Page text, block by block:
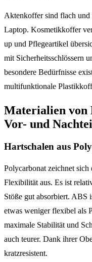
Aktenkoffer sind flach
Laptop. Kosmetikkoffer
up und Pflegeartikel
mit Sicherheitsschlössern
besondere Bedürfnisse
multifunktionale
Materialien von
Vor- und
Hartschalen aus
Polycarbonat zeichnet
Flexibilität aus. Es ist
Stöße gut absorbiert. ABS
etwas weniger flexibel als
maximale Stabilität und
auch teurer. Dank ihrer
kratzresistent.